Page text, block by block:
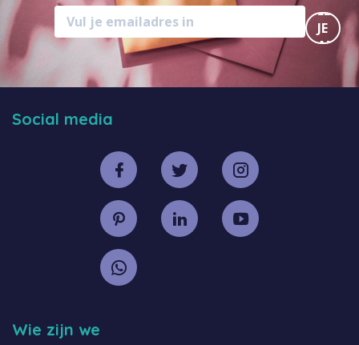
MELD
JE
AAN
Wie zijn we
Social media